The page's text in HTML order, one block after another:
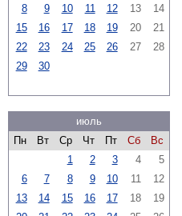
8
9 10 11 12 13
14
15
16 17 18 19 20
21
22
23 24 25 26 27
28
29
30
июль
Пн
Вт Ср Чт Пт Сб
Вс
1
2 3 4
5
6
7 8 9 10 11
12
13
14 15 16 17 18
19